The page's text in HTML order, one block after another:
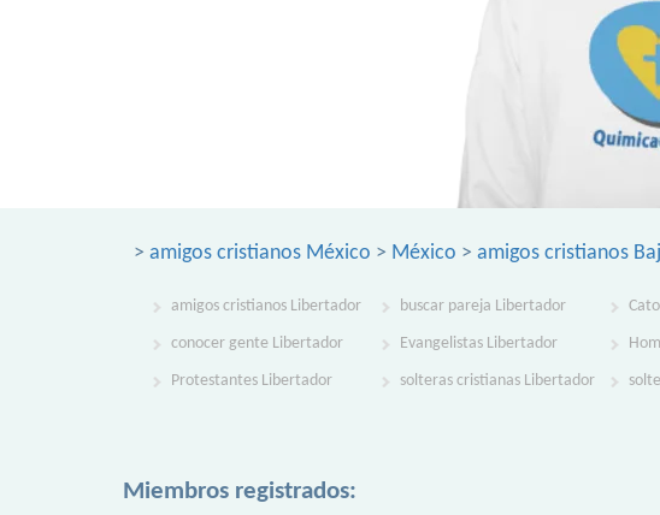
> amigos cristianos México > México > amigos cristianos
amigos cristianos Libertador buscar pareja Libertador
conocer gente Libertador Evangelistas Libertador
Protestantes Libertador solteras cristianas Libertador
Miembros registrados: